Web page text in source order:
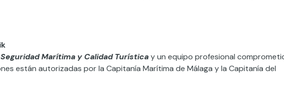
Seguridad Marítima y Calidad Turísticay un equipo profesional
están autorizadas por la Capitanía Marítima de Málaga y la Capitanía del